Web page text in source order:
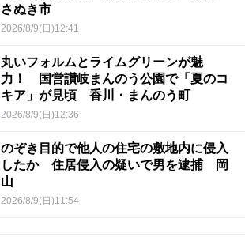
さぬき市
2026/8/9(日)12:41
丸いフォルムとライムグリーンが魅
力！ 国営讃岐まんのう公園で「夏のコ
キア」が見頃 香川・まんのう町
2026/8/9(日)12:36
のぞき目的で他人の住宅の敷地内に侵入
したか 住居侵入の疑いで男を逮捕 岡
山
2026/8/9(日)11:54